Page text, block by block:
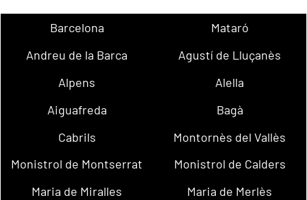
Barcelona
Mataró
Andreu de la Barca
Agustí de Lluçanès
Alpens
Alella
Aiguafreda
Bagà
Cabrils
Montornès del Vallès
Monistrol de Montserrat
Monistrol de Calders
Maria de Miralles
Maria de Merlès